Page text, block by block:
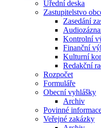
Úřední deska
Zastupitelstvo
Zasedání
Kontrolní
Finanční
Kulturní
Redakční
Rozpočet
Formuláře
Obecní vyhlášky
Archiv
Povinné
Veřejné zakázky